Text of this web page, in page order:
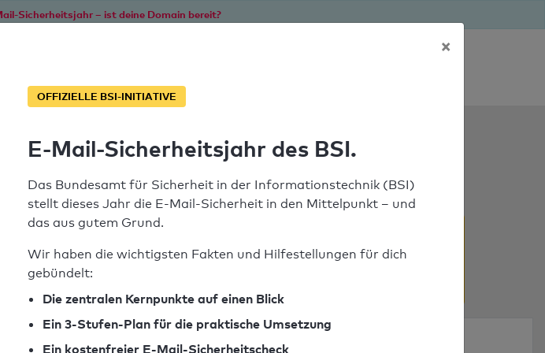
Sicherheitsjahr – ist deine Domain bereit?
ermittelt werden.
×
OFFIZIELLE BSI-INITIATIVE
E-Mail-Sicherheitsjahr des BSI.
Das Bundesamt für Sicherheit in der Informationstechnik (BSI)
stellt dieses Jahr die E-Mail-Sicherheit in den Mittelpunkt – und
das aus gutem Grund.
Wir haben die wichtigsten Fakten und Hilfestellungen für dich
gebündelt:
Die zentralen Kernpunkte auf einen Blick
Ein 3-Stufen-Plan für die praktische Umsetzung
Ein kostenfreier E-Mail-Sicherheitscheck